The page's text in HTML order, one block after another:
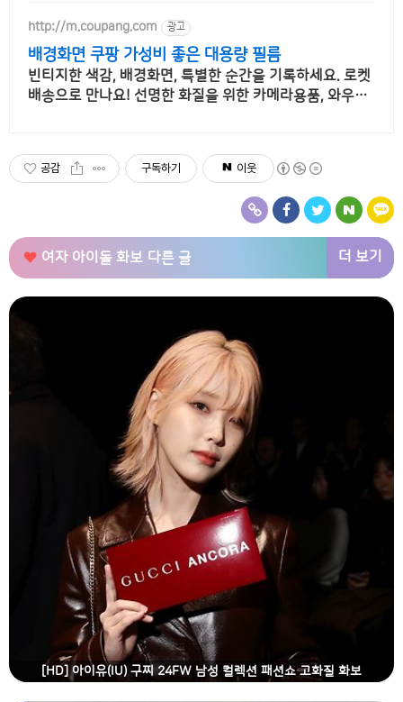
http://m.coupang.com 광고
배경화면 쿠팡 가성비 좋은 대용량 필름
빈티지한 색감, 배경화면, 특별한 순간을 기록하세요. 로켓
배송으로 만나요! 선명한 화질을 위한 카메라용품, 와우회
공감 구독하기 이웃
여자 아이돌 화보 다른 글 더 보기
[HD] 아이유(IU) 구찌 24FW 남성 컬렉션 패션쇼 고화질 화보